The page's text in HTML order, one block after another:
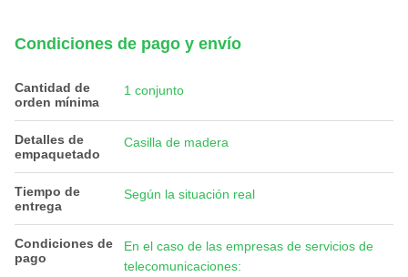
Condiciones de pago y envío
Cantidad de
orden mínima
1 conjunto
Detalles de
empaquetado
Casilla de madera
Tiempo de
entrega
Según la situación real
Condiciones de
pago
En el caso de las empresas de servicios de
telecomunicaciones: